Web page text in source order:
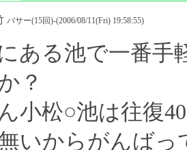
バサー(15回)-(2006/08/11(Fri) 19:58:55)
ある池で一番手
？
小松○池は往復
いからがんば